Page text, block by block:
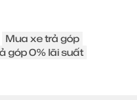
Mua xe trả góp
góp 0% lãi suất